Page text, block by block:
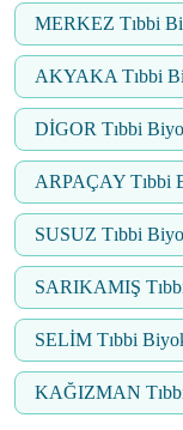
MERKEZ Tıbbi
AKYAKA Tıbbi
DİGOR Tıbbi
ARPAÇAY Tıbbi
SUSUZ Tıbbi
SARIKAMIŞ
SELİM Tıbbi
KAĞIZMAN